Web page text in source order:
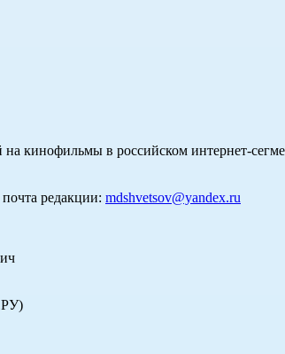
кинофильмы в российском интернет-
редакции: mdshvetsov@yandex.ru